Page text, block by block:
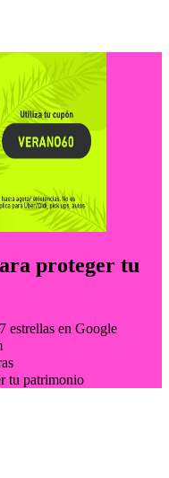
proteger tu
estrellas en Google
tu patrimonio